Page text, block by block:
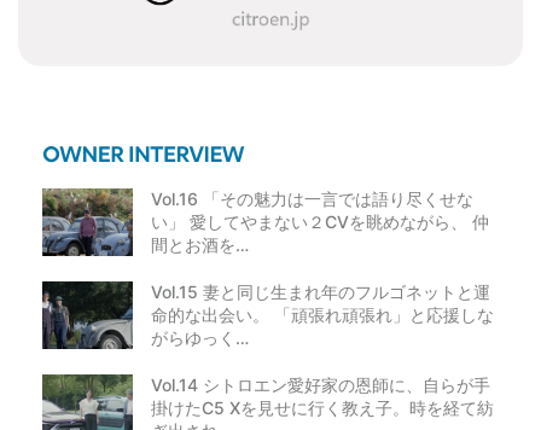
Vol.16 「その魅力は一言では語り尽くせな
い」 愛してやまない２CVを眺めながら、 仲
間とお酒を…
Vol.15 妻と同じ生まれ年のフルゴネットと運
命的な出会い。 「頑張れ頑張れ」と応援しな
がらゆっく…
Vol.14 シトロエン愛好家の恩師に、自らが手
掛けたC5 Xを見せに行く教え子。時を経て紡